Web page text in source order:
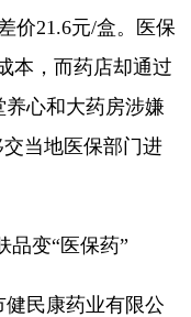
价21.6元/盒。医保
本，而药店却通过
心和大药房涉嫌
当地医保部门进
变“医保药”
民康药业有限公